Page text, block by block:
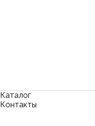
Каталог
Контакты